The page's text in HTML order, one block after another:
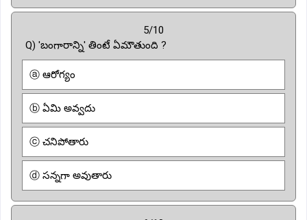
5/10
Q) 'బంగారాన్ని' తింటే ఏమౌతుంది ?
ⓐ ఆరోగ్యం
ⓑ ఏమి అవ్వదు
ⓒ చనిపోతారు
ⓓ సన్నగా అవుతారు